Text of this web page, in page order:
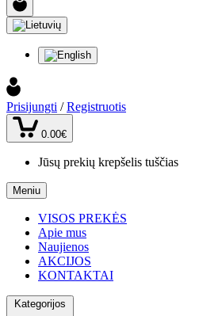
Prisijungti / Registruotis
0.00€
Jūsų prekių krepšelis tuščias
Meniu
VISOS PREKĖS
Apie mus
Naujienos
AKCIJOS
KONTAKTAI
Kategorijos